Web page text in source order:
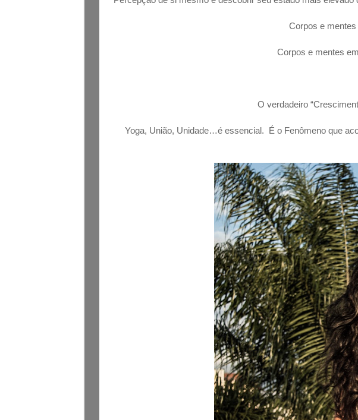
Corpos e
Corpos e mentes
O verdadeiro
Yoga, União, Unidade…é essencial. É o Fenômeno que